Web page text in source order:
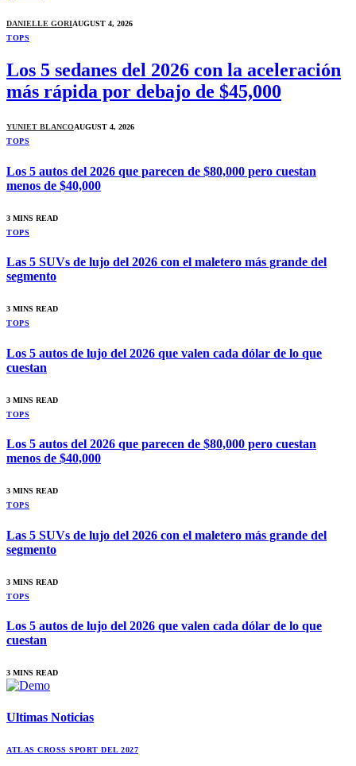
DANIELLE GORIAUGUST 4, 2026
TOPS
Los 5 sedanes del 2026 con la aceleración
más rápida por debajo de $45,000
YUNIET BLANCOAUGUST 4, 2026
TOPS
Los 5 autos del 2026 que parecen de $80,000 pero cuestan
menos de $40,000
3 MINS READ
TOPS
Las 5 SUVs de lujo del 2026 con el maletero más grande del
segmento
3 MINS READ
TOPS
Los 5 autos de lujo del 2026 que valen cada dólar de lo que
cuestan
3 MINS READ
TOPS
Los 5 autos del 2026 que parecen de $80,000 pero cuestan
menos de $40,000
3 MINS READ
TOPS
Las 5 SUVs de lujo del 2026 con el maletero más grande del
segmento
3 MINS READ
TOPS
Los 5 autos de lujo del 2026 que valen cada dólar de lo que
cuestan
3 MINS READ
Ultimas Noticias
ATLAS CROSS SPORT DEL 2027